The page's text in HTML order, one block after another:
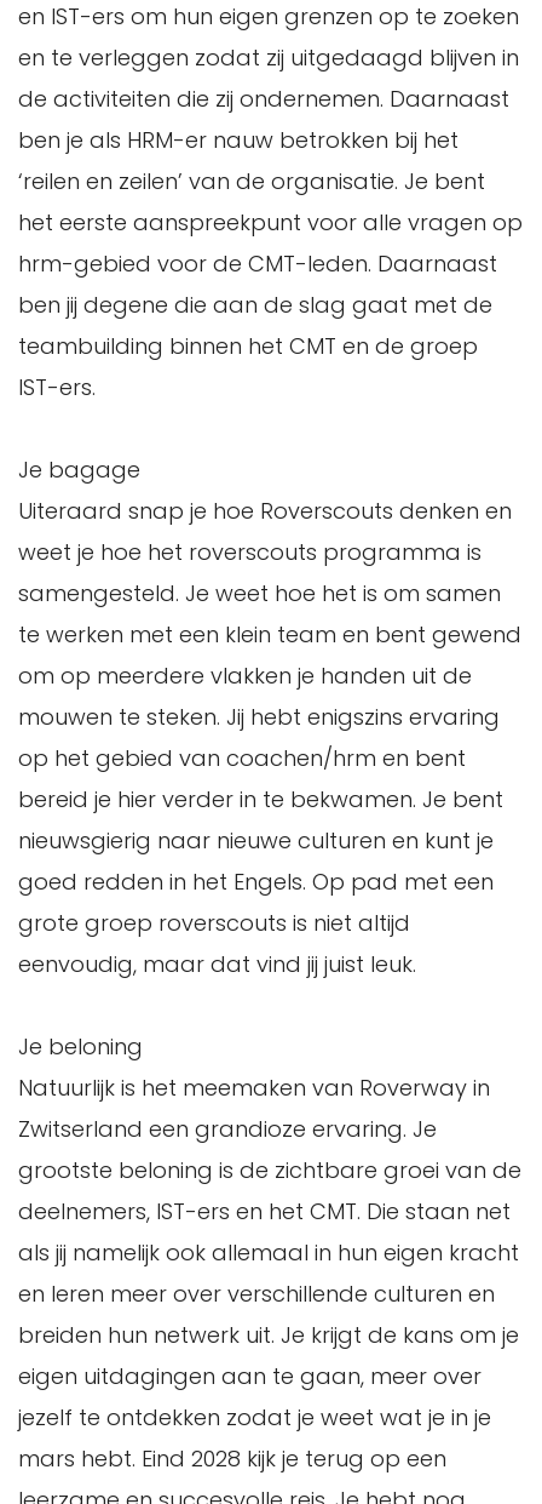
en IST-ers om hun eigen grenzen op te zoeken
en te verleggen zodat zij uitgedaagd blijven in
de activiteiten die zij ondernemen. Daarnaast
ben je als HRM-er nauw betrokken bij het
‘reilen en zeilen’ van de organisatie. Je bent
het eerste aanspreekpunt voor alle vragen op
hrm-gebied voor de CMT-leden. Daarnaast
ben jij degene die aan de slag gaat met de
teambuilding binnen het CMT en de groep
IST-ers.
Je bagage
Uiteraard snap je hoe Roverscouts denken en
weet je hoe het roverscouts programma is
samengesteld. Je weet hoe het is om samen
te werken met een klein team en bent gewend
om op meerdere vlakken je handen uit de
mouwen te steken. Jij hebt enigszins ervaring
op het gebied van coachen/hrm en bent
bereid je hier verder in te bekwamen. Je bent
nieuwsgierig naar nieuwe culturen en kunt je
goed redden in het Engels. Op pad met een
grote groep roverscouts is niet altijd
eenvoudig, maar dat vind jij juist leuk.
Je beloning
Natuurlijk is het meemaken van Roverway in
Zwitserland een grandioze ervaring. Je
grootste beloning is de zichtbare groei van de
deelnemers, IST-ers en het CMT. Die staan net
als jij namelijk ook allemaal in hun eigen kracht
en leren meer over verschillende culturen en
breiden hun netwerk uit. Je krijgt de kans om je
eigen uitdagingen aan te gaan, meer over
jezelf te ontdekken zodat je weet wat je in je
mars hebt. Eind 2028 kijk je terug op een